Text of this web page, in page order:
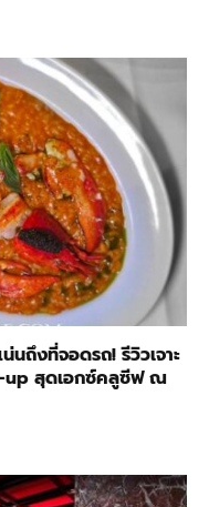
ถึงที่จอดรถ! รีวิวเจาะ
up สุดเอกซ์คลูซีฟ ณ